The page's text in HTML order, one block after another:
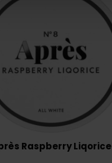
Raspberry Liqorice